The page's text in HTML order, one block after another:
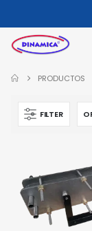
PRODUCTOS
FILTER